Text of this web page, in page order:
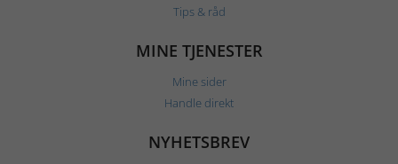
Tips & råd
MINE TJENESTER
Mine sider
Handle direkt
NYHETSBREV